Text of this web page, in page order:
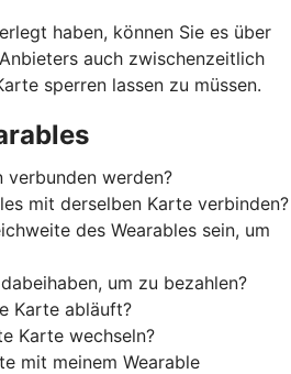
haben, können Sie es über
auch zwischenzeitlich
sperren lassen zu müssen.
verbunden werden?
mit derselben Karte verbinden?
des Wearables sein, um
um zu bezahlen?
Karte abläuft?
Karte wechseln?
mit meinem Wearable